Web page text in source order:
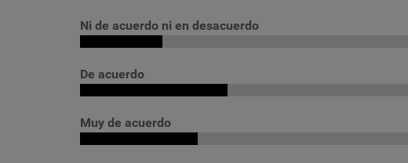
Ni de acuerdo ni en desacuerdo
De acuerdo
Muy de acuerdo